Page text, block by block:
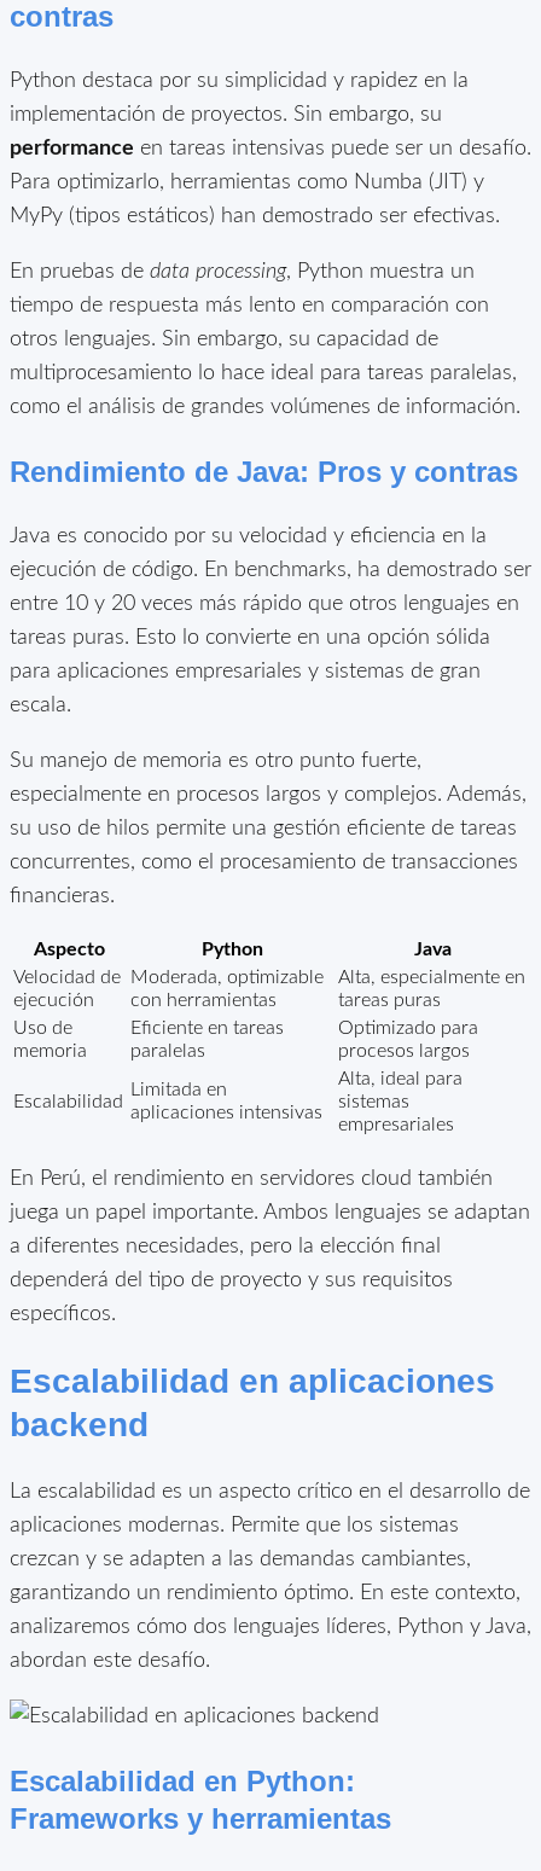
contras
Python destaca por su simplicidad y rapidez en la
implementación de proyectos. Sin embargo, su
performance en tareas intensivas puede ser un desafío.
Para optimizarlo, herramientas como Numba (JIT) y
MyPy (tipos estáticos) han demostrado ser efectivas.
En pruebas de data processing, Python muestra un
tiempo de respuesta más lento en comparación con
otros lenguajes. Sin embargo, su capacidad de
multiprocesamiento lo hace ideal para tareas paralelas,
como el análisis de grandes volúmenes de información.
Rendimiento de Java: Pros y contras
Java es conocido por su velocidad y eficiencia en la
ejecución de código. En benchmarks, ha demostrado ser
entre 10 y 20 veces más rápido que otros lenguajes en
tareas puras. Esto lo convierte en una opción sólida
para aplicaciones empresariales y sistemas de gran
escala.
Su manejo de memoria es otro punto fuerte,
especialmente en procesos largos y complejos. Además,
su uso de hilos permite una gestión eficiente de tareas
concurrentes, como el procesamiento de transacciones
financieras.
Aspecto Python
Java
Velocidad de
ejecución
Moderada, optimizable
con herramientas
Alta, especialmente en
tareas puras
Uso de
memoria
Eficiente en tareas
paralelas
Optimizado para
procesos largos
Escalabilidad
Limitada en
aplicaciones intensivas
Alta, ideal para
sistemas
empresariales
En Perú, el rendimiento en servidores cloud también
juega un papel importante. Ambos lenguajes se adaptan
a diferentes necesidades, pero la elección final
dependerá del tipo de proyecto y sus requisitos
específicos.
Escalabilidad en aplicaciones
backend
La escalabilidad es un aspecto crítico en el desarrollo de
aplicaciones modernas. Permite que los sistemas
crezcan y se adapten a las demandas cambiantes,
garantizando un rendimiento óptimo. En este contexto,
analizaremos cómo dos lenguajes líderes, Python y Java,
abordan este desafío.
Escalabilidad en Python:
Frameworks y herramientas